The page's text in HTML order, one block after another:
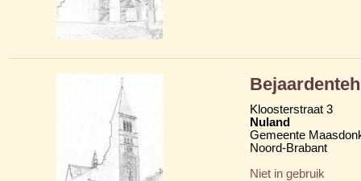
Kloosterstraat 3
Nuland
Gemeente
Noord-Brabant
Niet in gebruik